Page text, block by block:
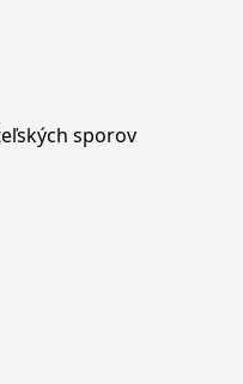
sporov